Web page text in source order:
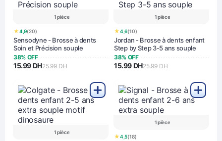
1 pièce
★4,9(20)
Sensodyne - Brosse à dents
Soin et Précision souple
38% OFF
15.99 DH25.99 DH
1 pièce
★4,6(10)
Jordan - Brosse à dents enfant
Step by Step 3-5 ans souple
38% OFF
15.99 DH25.99 DH
1 pièce
1 pièce
★4,5(18)